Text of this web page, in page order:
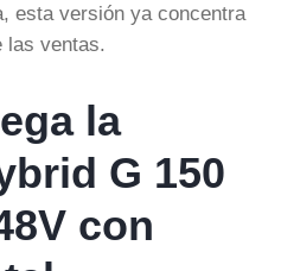
esta versión ya concentra
las ventas.
la
G 150
con